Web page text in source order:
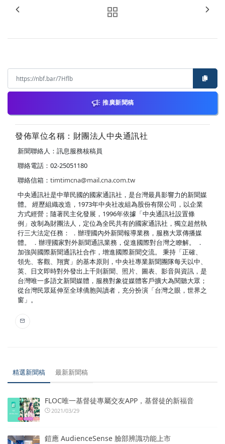
推廣新聞稿
發佈單位名稱：財團法人中央通訊社
新聞聯絡人：訊息服務核稿員
聯絡電話：02-25051180
聯絡信箱： timtimcna@mail.cna.com.tw
中央通訊社是中華民國的國家通訊社，是台灣最具影響力的新聞媒
體。 經歷組織改造，1973年中央社改組為股份有限公司，以企業
方式經營；隨著民主化發展，1996年依據「中央通訊社設置條
例」改制為財團法人，定位為全民共有的國家通訊社，獨立超然執
行三大法定任務： ．辦理國內外新聞報導業務，服務大眾傳播媒
體。 ．辦理國家對外新聞通訊業務，促進國際對台灣之瞭解。 ．
加強與國際新聞通訊社合作，增進國際新聞交流。 秉持「正確、
領先、客觀、翔實」的基本原則，中央社專業新聞團隊每天以中、
英、日文即時對外發出上千則新聞、照片、圖表、影音與資訊，是
台灣唯一多語文新聞媒體，服務對象從媒體客戶擴大為閱聽大眾；
從台灣民眾延伸至全球僑胞與讀者，充分扮演「台灣之眼，世界之
窗」。
精選新聞稿 最新新聞稿
FLOC唯一基督徒專屬交友APP，基督徒的新福音
2021/03/29
鎧應 AudienceSense 臉部辨識功能上市